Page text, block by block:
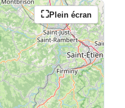
Plein écran